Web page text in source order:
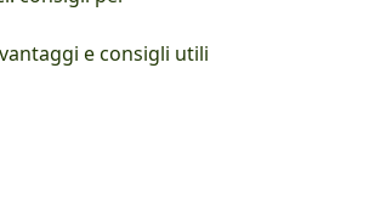
e consigli utili